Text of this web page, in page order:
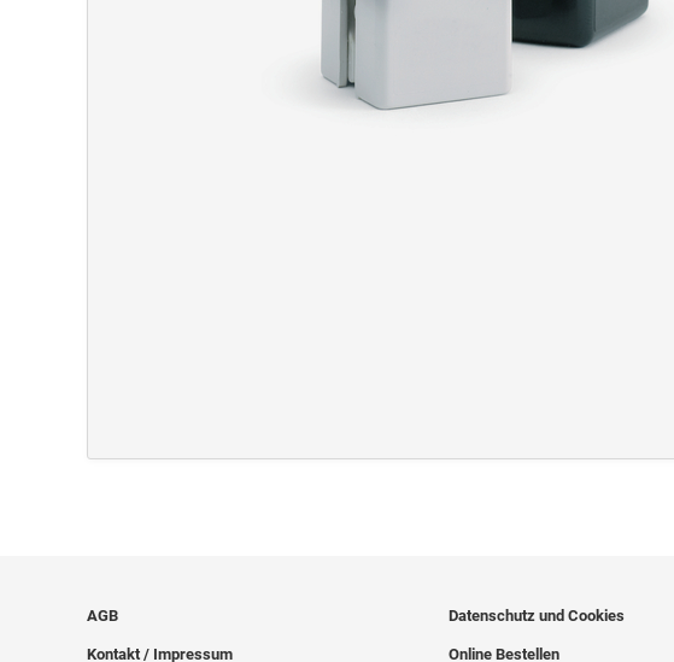
AGB
Kontakt / Impressum
Datenschutz und Cookies
Online Bestellen